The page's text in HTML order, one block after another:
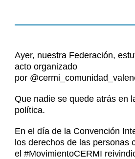
Contacto
Ayer, nuestra Federación,
acto organizado
por
Que nadie se quede atrás en
política.
En el día de la Convención
los derechos de las personas
el #MovimientoCERMI